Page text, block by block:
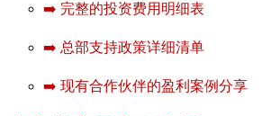
➡️ 完整的投资费用明细表
➡️ 总部支持政策详细清单
➡️ 现有合作伙伴的盈利案例分享